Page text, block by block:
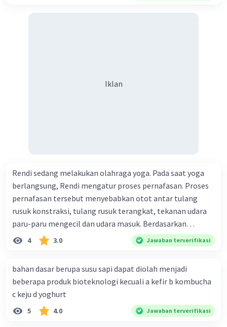
Iklan
Rendi sedang melakukan olahraga yoga. Pada saat yoga
berlangsung, Rendi mengatur proses pernafasan. Proses
pernafasan tersebut menyebabkan otot antar tulang
rusuk konstraksi, tulang rusuk terangkat, tekanan udara
paru-paru mengecil dan udara masuk. Berdasarkan
informasi tersebut, dapat disimpulkan bahwa Rendi
sedang melakukan proses pernafasan....
4 3.0 Jawaban terverifikasi
bahan dasar berupa susu sapi dapat diolah menjadi
beberapa produk bioteknologi kecuali a kefir b kombucha
c keju d yoghurt
5 4.0 Jawaban terverifikasi